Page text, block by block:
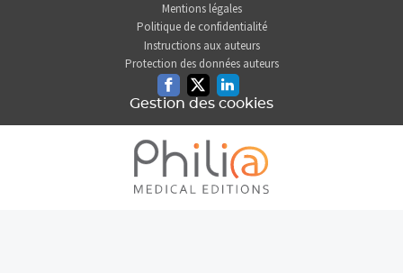
Mentions légales
Politique de confidentialité
Instructions aux auteurs
Protection des données auteurs
FacebookTwitterLinkedin
Gestion des cookies